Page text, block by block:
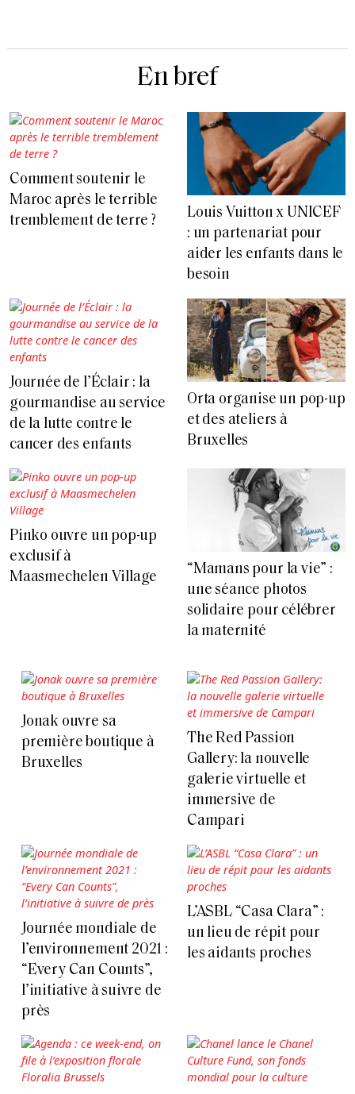
En bref
Comment soutenir le
Maroc après le terrible
tremblement de terre ?
Louis Vuitton x UNICEF
: un partenariat pour
aider les enfants dans le
besoin
Journée de l’Éclair : la
gourmandise au service
de la lutte contre le
cancer des enfants
Orta organise un pop-up
et des ateliers à
Bruxelles
Pinko ouvre un pop-up
exclusif à
Maasmechelen Village
“Mamans pour la vie” :
une séance photos
solidaire pour célébrer
la maternité
Jonak ouvre sa
première boutique à
Bruxelles
The Red Passion
Gallery: la nouvelle
galerie virtuelle et
immersive de
Campari
Journée mondiale de
l’environnement 2021 :
“Every Can Counts”,
l’initiative à suivre de
près
L’ASBL “Casa Clara” :
un lieu de répit pour
les aidants proches